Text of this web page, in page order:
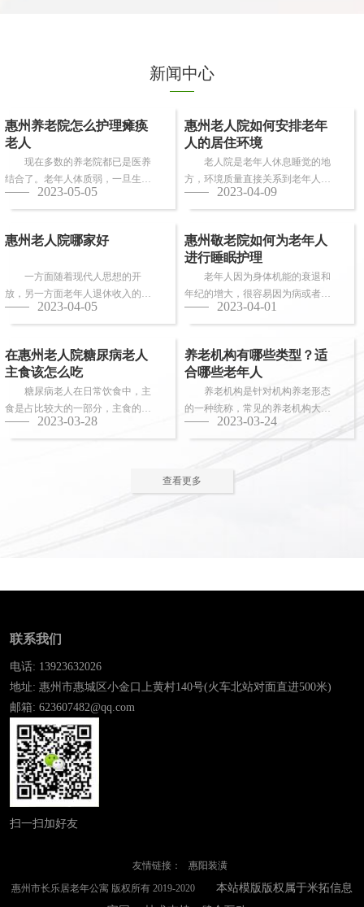
新闻中心
惠州养老院怎么护理瘫痪
老人
现在多数的养老院都已是医养
结合了。老年人体质弱，一旦生
病，多数情况下都会面临卧床修
养，这时候就需...
2023-05-05
惠州老人院如何安排老年
人的居住环境
老人院是老年人休息睡觉的地
方，环境质量直接关系到老年人的
健康长寿。由于老年人适应能力和
抗病能力较...
2023-04-09
惠州老人院哪家好
一方面随着现代人思想的开
放，另一方面老年人退休收入的稳
步上升，选择惠州老人院进行疗养
的老人越来越...
2023-04-05
惠州敬老院如何为老年人
进行睡眠护理
老年人因为身体机能的衰退和
年纪的增大，很容易因为病或者各
种各样的原因导致失眠、多梦，睡
眠质量差等...
2023-04-01
在惠州老人院糖尿病老人
主食该怎么吃
糖尿病老人在日常饮食中，主
食是占比较大的一部分，主食的选
择对控制血糖水平至关重要。那
么，糖尿病老...
2023-03-28
养老机构有哪些类型？适
合哪些老年人
养老机构是针对机构养老形态
的一种统称，常见的养老机构大致
有这些类型：养老社区、老年公
寓、养老院、...
2023-03-24
查看更多
联系我们
电话: 13923632026
地址: 惠州市惠城区小金口上黄村140号(火车北站对面直进500米)
邮箱: 623607482@qq.com
扫一扫加好友
友情链接：
惠阳装潢
惠州市长乐居老年公寓 版权所有 2019-2020
本站模版版权属于米拓信息